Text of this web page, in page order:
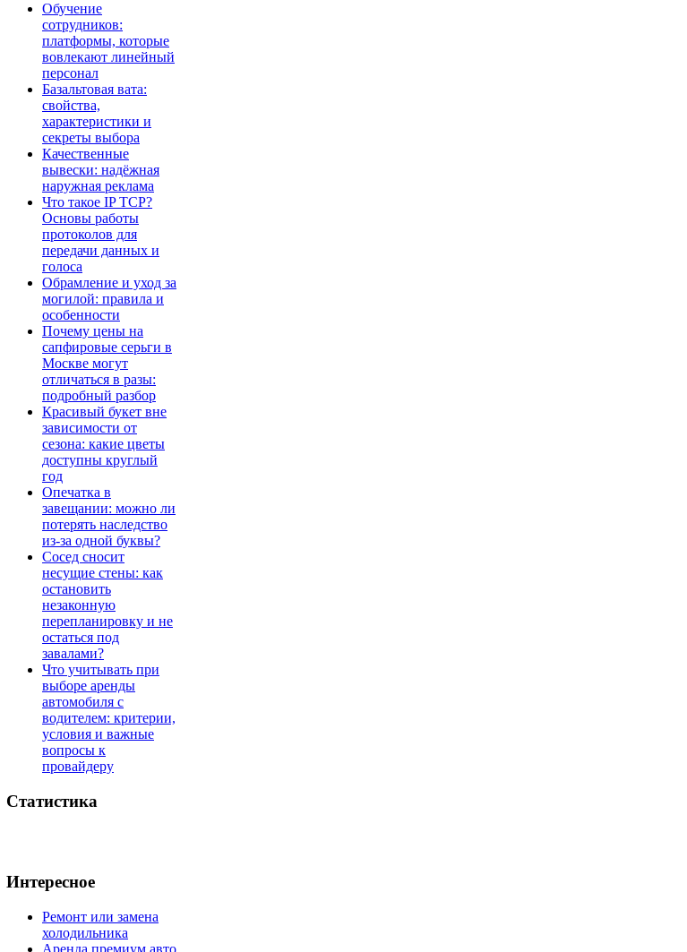
Обучение
сотрудников:
платформы, которые
вовлекают линейный
персонал
Базальтовая вата:
свойства,
характеристики и
секреты выбора
Качественные
вывески: надёжная
наружная реклама
Что такое IP TCP?
Основы работы
протоколов для
передачи данных и
голоса
Обрамление и уход за
могилой: правила и
особенности
Почему цены на
сапфировые серьги в
Москве могут
отличаться в разы:
подробный разбор
Красивый букет вне
зависимости от
сезона: какие цветы
доступны круглый
год
Опечатка в
завещании: можно ли
потерять наследство
из-за одной буквы?
Сосед сносит
несущие стены: как
остановить
незаконную
перепланировку и не
остаться под
завалами?
Что учитывать при
выборе аренды
автомобиля с
водителем: критерии,
условия и важные
вопросы к
провайдеру
Статистика
Интересное
Ремонт или замена
холодильника